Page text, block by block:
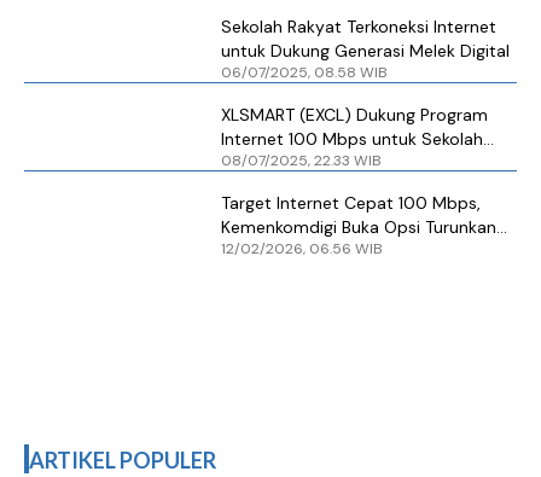
Sekolah Rakyat Terkoneksi Internet
untuk Dukung Generasi Melek Digital
06/07/2025, 08.58 WIB
XLSMART (EXCL) Dukung Program
Internet 100 Mbps untuk Sekolah
Rakyat, Harapkan Insentif Ini
08/07/2025, 22.33 WIB
Target Internet Cepat 100 Mbps,
Kemenkomdigi Buka Opsi Turunkan
Tarif Internet 2,5%
12/02/2026, 06.56 WIB
ARTIKEL POPULER